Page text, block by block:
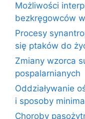
Możliwości
bezkręgowców
Procesy
się ptaków do
Zmiany wzorca
pospalarnianych
Oddziaływanie
i sposoby
Choroby